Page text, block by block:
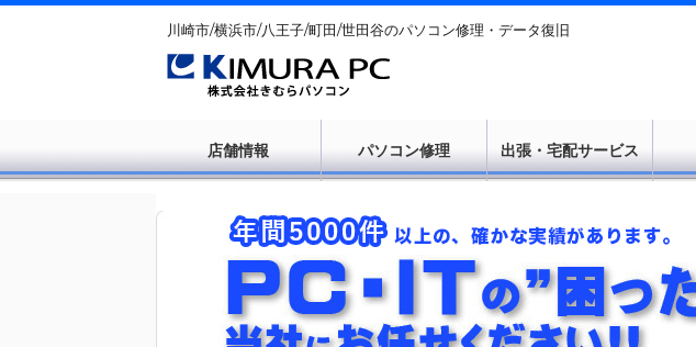
川崎市/横浜市/八王子/町田/世田谷のパソコン修理・データ復旧
店舗情報 パソコン修理 出張・宅配サービス